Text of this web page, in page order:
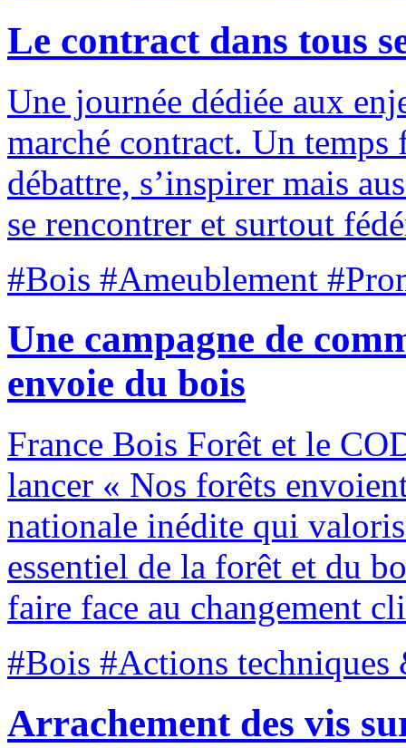
Le contract dans tous
Une journée dédiée aux
marché contract. Un
débattre, s’inspirer mais
se rencontrer et surtout
#Bois #Ameublement
Une campagne de
envoie du bois
France Bois Forêt et le
lancer « Nos forêts
nationale inédite qui
essentiel de la forêt et du
faire face au changement
#Bois #Actions techniques
Arrachement des vis